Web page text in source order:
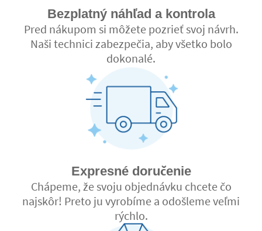
Bezplatný náhľad a kontrola
Pred nákupom si môžete pozrieť svoj návrh.
Naši technici zabezpečia, aby všetko bolo
dokonalé.
Expresné doručenie
Chápeme, že svoju objednávku chcete čo
najskôr! Preto ju vyrobíme a odošleme veľmi
rýchlo.